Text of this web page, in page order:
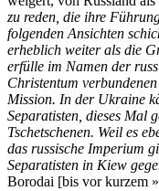
zu reden, die ihre
folgenden Ansichten
erheblich weiter als die
erfülle im Namen der
Christentum
Mission. In der Ukraine
Separatisten, dieses Mal
Tschetschenen. Weil es
das russische Imperium
Separatisten in Kiew
Borodai [bis vor kurzem